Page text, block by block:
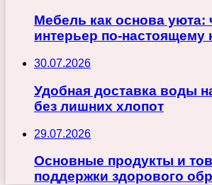
Мебель как основа уюта:
интерьер по-
30.07.2026
Удобная доставка воды
без лишних хлопот
29.07.2026
Основные продукты и
поддержки здорового